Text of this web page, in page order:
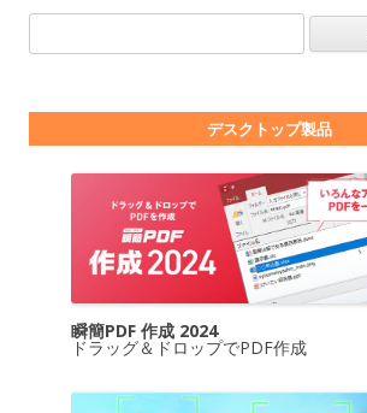
デスクトップ製品
瞬簡PDF 作成 2024
ドラッグ＆ドロップでPDF作成